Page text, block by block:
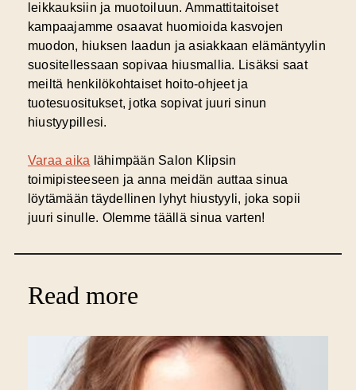
leikkauksiin ja muotoiluun. Ammattitaitoiset
kampaajamme osaavat huomioida kasvojen
muodon, hiuksen laadun ja asiakkaan elämäntyylin
suositellessaan sopivaa hiusmallia. Lisäksi saat
meiltä henkilökohtaiset hoito-ohjeet ja
tuotesuositukset, jotka sopivat juuri sinun
hiustyypillesi.
Varaa aika lähimpään Salon Klipsin
toimipisteeseen ja anna meidän auttaa sinua
löytämään täydellinen lyhyt hiustyyli, joka sopii
juuri sinulle. Olemme täällä sinua varten!
Read more